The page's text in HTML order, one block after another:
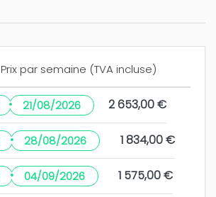
CELA VOUS A ÉTÉ UTILE? 0
ans
y buena piscina. La casa
tuvimos problema con la
casa, costaba mucho abrirla
Prix par semaine (TVA incluse)
· 21/08/2026 2 653,00 €
· 28/08/2026 1 834,00 €
· 04/09/2026 1 575,00 €